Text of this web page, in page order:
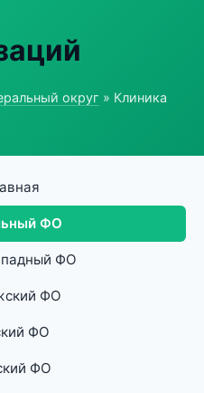
округ » Клиника
ФО
ФО
ФО
ФО
ФО